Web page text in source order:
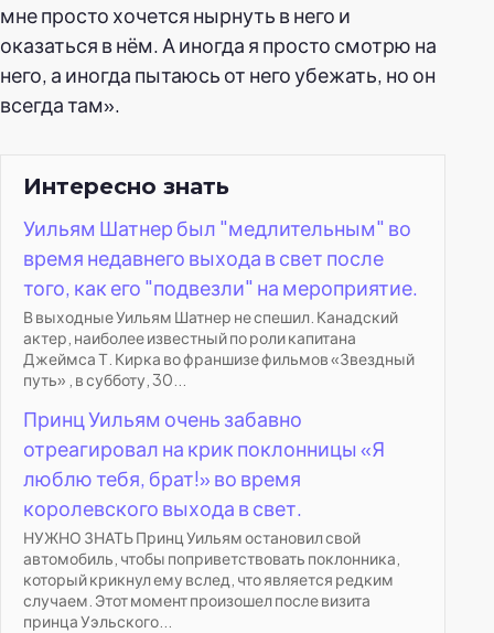
мне просто хочется нырнуть в него и
оказаться в нём. А иногда я просто смотрю на
него, а иногда пытаюсь от него убежать, но он
всегда там».
Интересно знать
Уильям Шатнер был "медлительным" во
время недавнего выхода в свет после
того, как его "подвезли" на мероприятие.
В выходные Уильям Шатнер не спешил. Канадский
актер, наиболее известный по роли капитана
Джеймса Т. Кирка во франшизе фильмов «Звездный
путь» , в субботу, 30...
Принц Уильям очень забавно
отреагировал на крик поклонницы «Я
люблю тебя, брат!» во время
королевского выхода в свет.
НУЖНО ЗНАТЬ Принц Уильям остановил свой
автомобиль, чтобы поприветствовать поклонника,
который крикнул ему вслед, что является редким
случаем. Этот момент произошел после визита
принца Уэльского...